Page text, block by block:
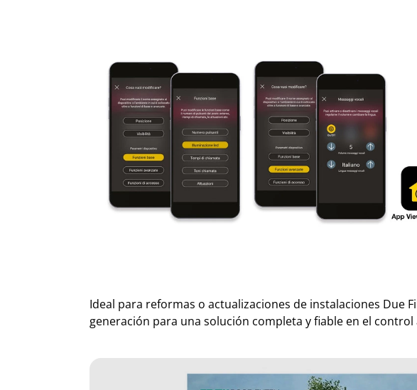
Ideal para reformas o actualizaciones de instalaciones Due
generación para una solución completa y fiable en el control